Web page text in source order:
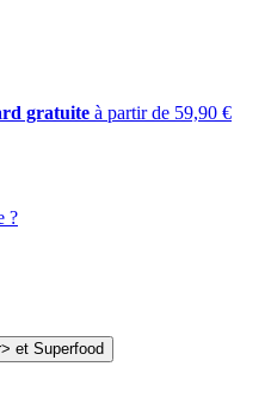
gratuite à partir de 59,90 €
?